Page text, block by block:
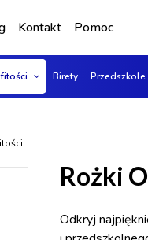
Kontakt Pomoc
Birety Przedszkole
Rożki
Odkryj